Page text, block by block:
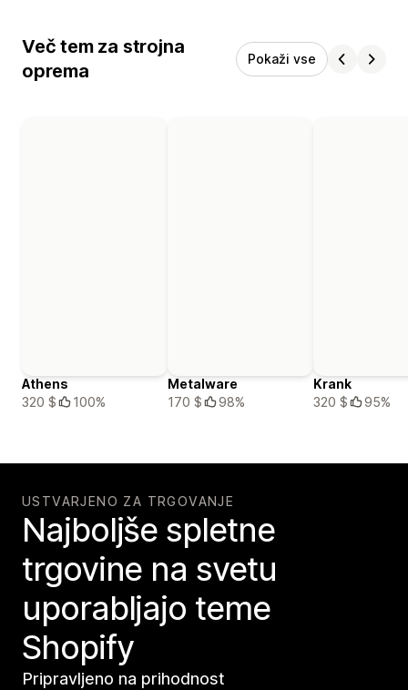
Več tem za strojna
oprema
Pokaži vse
Athens
320 $
100%
Metalware
170 $
98%
Krank
320 $
95%
USTVARJENO ZA TRGOVANJE
Najboljše spletne
trgovine na svetu
uporabljajo teme
Shopify
Pripravljeno na prihodnost